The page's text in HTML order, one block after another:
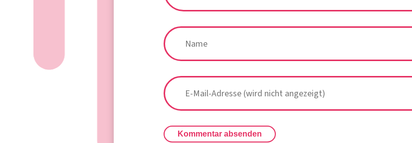
Kommentar absenden